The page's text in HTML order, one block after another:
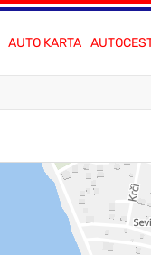
AUTO KARTA